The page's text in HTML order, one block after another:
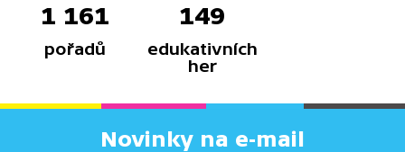
1 161
pořadů
149
edukativních
her
Novinky na e-mail